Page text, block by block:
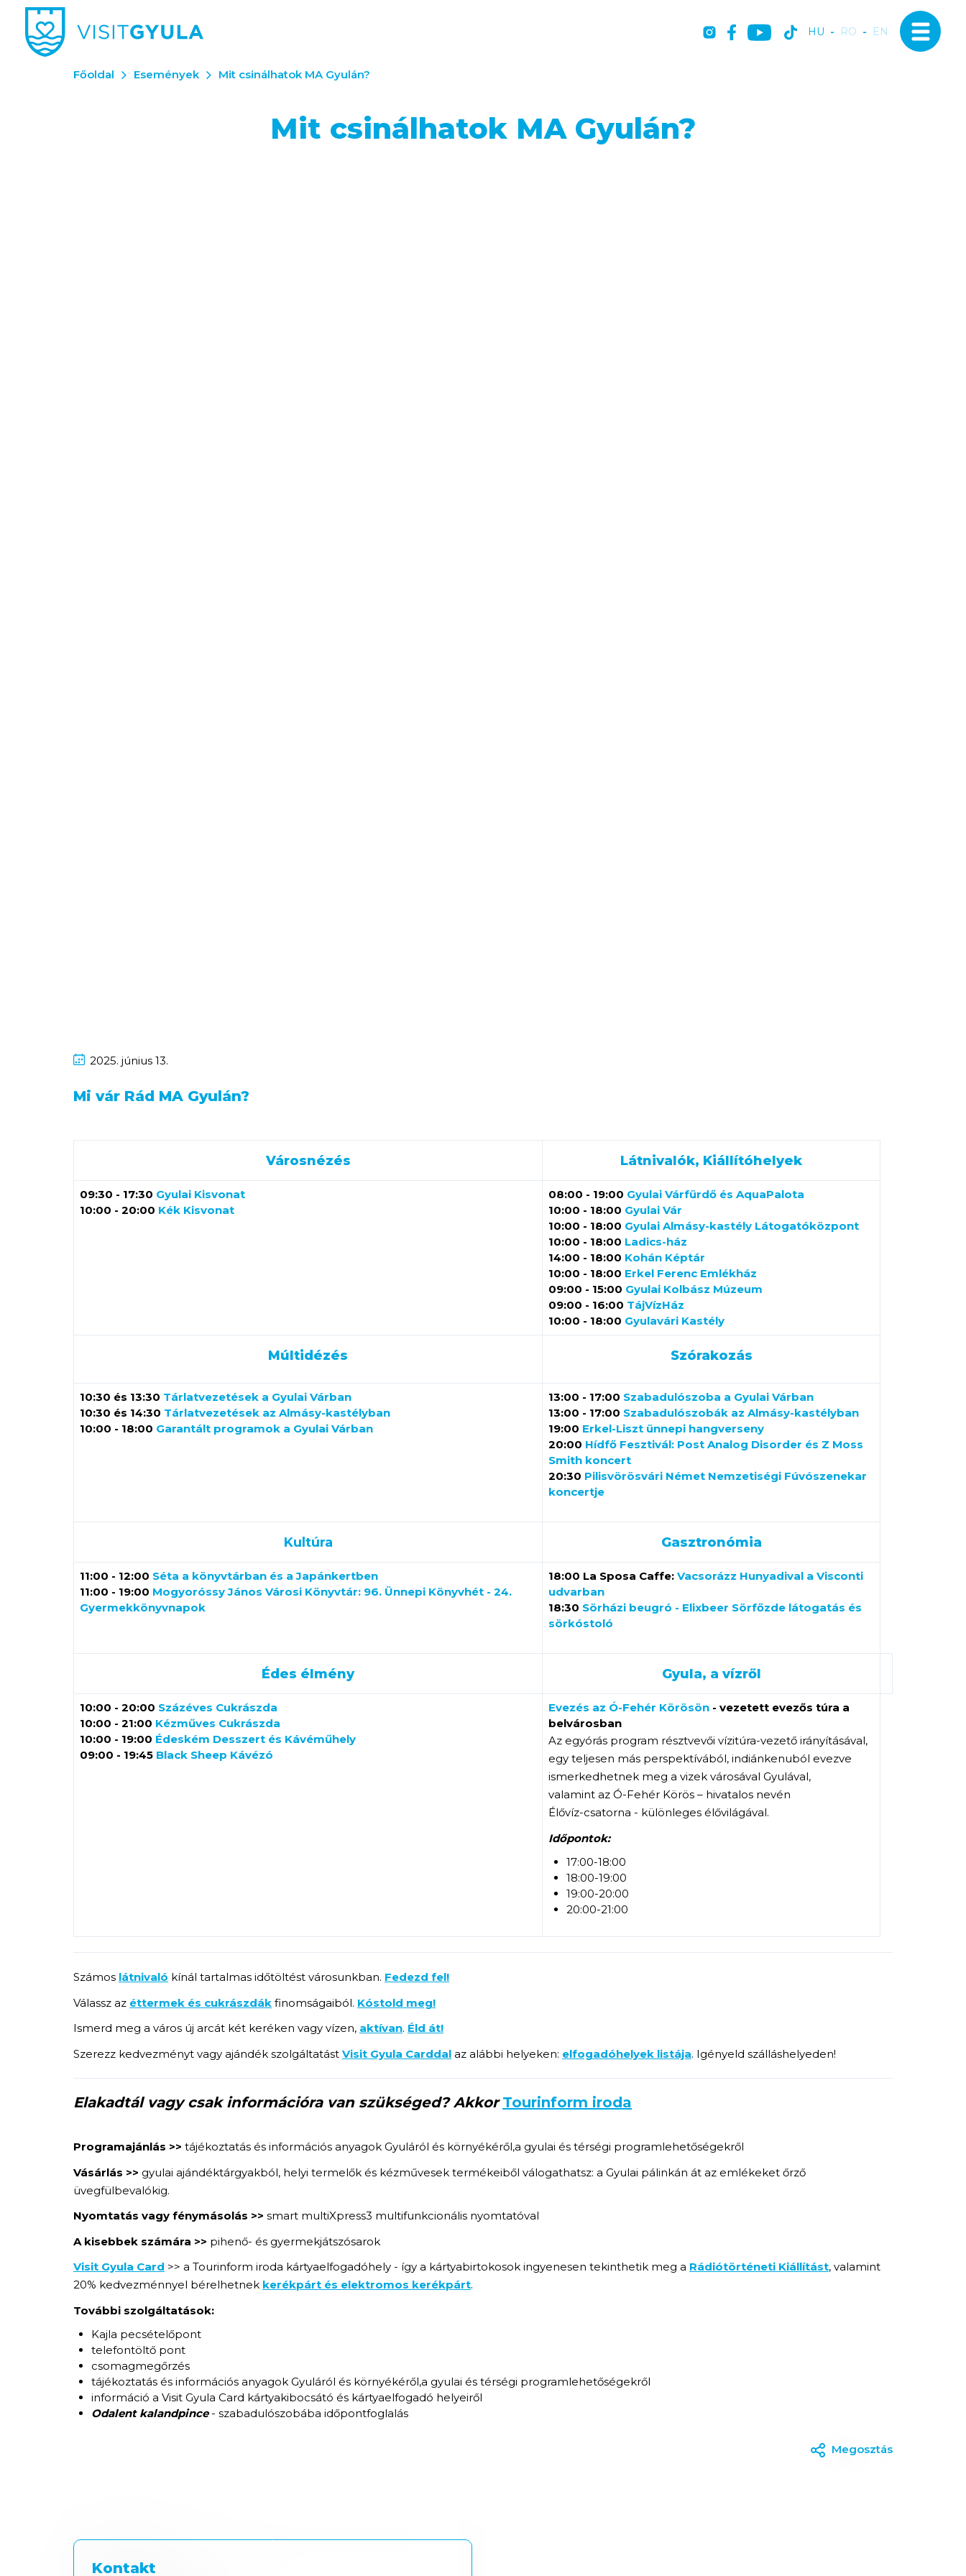
HU - RO - EN
Főoldal Események Mit csinálhatok MA Gyulán?
Mit csinálhatok MA Gyulán?
2025. június 13.
Mi vár Rád MA Gyulán?
Városnézés Látnivalók, Kiállítóhelyek
09:30 - 17:30 Gyulai Kisvonat
10:00 - 20:00 Kék Kisvonat
08:00 - 19:00 Gyulai Várfürdő és AquaPalota
10:00 - 18:00 Gyulai Vár
10:00 - 18:00 Gyulai Almásy-kastély Látogatóközpont
10:00 - 18:00 Ladics-ház
14:00 - 18:00 Kohán Képtár
10:00 - 18:00 Erkel Ferenc Emlékház
09:00 - 15:00 Gyulai Kolbász Múzeum
09:00 - 16:00 TájVízHáz
10:00 - 18:00 Gyulavári Kastély
Múltidézés Szórakozás
10:30 és 13:30 Tárlatvezetések a Gyulai Várban
10:30 és 14:30 Tárlatvezetések az Almásy-kastélyban
10:00 - 18:00 Garantált programok a Gyulai Várban
13:00 - 17:00 Szabadulószoba a Gyulai Várban
13:00 - 17:00 Szabadulószobák az Almásy-kastélyban
19:00 Erkel-Liszt ünnepi hangverseny
20:00 Hídfő Fesztivál: Post Analog Disorder és Z Moss
Smith koncert
20:30 Pilisvörösvári Német Nemzetiségi Fúvószenekar
koncertje
Kultúra Gasztronómia
11:00 - 12:00 Séta a könyvtárban és a Japánkertben
11:00 - 19:00 Mogyoróssy János Városi Könyvtár: 96. Ünnepi Könyvhét - 24.
Gyermekkönyvnapok
18:00 La Sposa Caffe: Vacsorázz Hunyadival a Visconti
udvarban
18:30 Sörházi beugró - Elixbeer Sörfőzde látogatás és
sörkóstoló
Édes élmény Gyula, a vízről
10:00 - 20:00 Százéves Cukrászda
10:00 - 21:00 Kézműves Cukrászda
10:00 - 19:00 Édeském Desszert és Kávéműhely
09:00 - 19:45 Black Sheep Kávézó
Evezés az Ó-Fehér Körösön - vezetett evezős túra a
belvárosban
Az egyórás program résztvevői vízitúra-vezető irányításával,
egy teljesen más perspektívából, indiánkenuból evezve
ismerkedhetnek meg a vizek városával Gyulával,
valamint az Ó-Fehér Körös – hivatalos nevén
Élővíz-csatorna - különleges élővilágával.
Időpontok:
17:00-18:00
18:00-19:00
19:00-20:00
20:00-21:00
Számos látnivaló kínál tartalmas időtöltést városunkban. Fedezd fel!
Válassz az éttermek és cukrászdák finomságaiból. Kóstold meg!
Ismerd meg a város új arcát két keréken vagy vízen, aktívan. Éld át!
Szerezz kedvezményt vagy ajándék szolgáltatást Visit Gyula Carddal az alábbi helyeken: elfogadóhelyek listája. Igényeld szálláshelyeden!
Elakadtál vagy csak információra van szükséged? Akkor Tourinform iroda
Programajánlás >> tájékoztatás és információs anyagok Gyuláról és környékéről,a gyulai és térségi programlehetőségekről
Vásárlás >> gyulai ajándéktárgyakból, helyi termelők és kézművesek termékeiből válogathatsz: a Gyulai pálinkán át az emlékeket őrző
üvegfülbevalókig.
Nyomtatás vagy fénymásolás >> smart multiXpress3 multifunkcionális nyomtatóval
A kisebbek számára >> pihenő- és gyermekjátszósarok
Visit Gyula Card >> a Tourinform iroda kártyaelfogadóhely - így a kártyabirtokosok ingyenesen tekinthetik meg a Rádiótörténeti Kiállítást, valamint
20% kedvezménnyel bérelhetnek kerékpárt és elektromos kerékpárt.
További szolgáltatások:
Kajla pecsételőpont
telefontöltő pont
csomagmegőrzés
tájékoztatás és információs anyagok Gyuláról és környékéről,a gyulai és térségi programlehetőségekről
információ a Visit Gyula Card kártyakibocsátó és kártyaelfogadó helyeiről
Odalent kalandpince- szabadulószobába időpontfoglalás
Megosztás
Kontakt